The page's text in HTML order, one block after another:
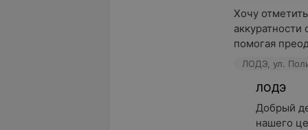
Хочу
помогая
ЛОДЭ, ул.
ЛОДЭ
Добрый
нашего